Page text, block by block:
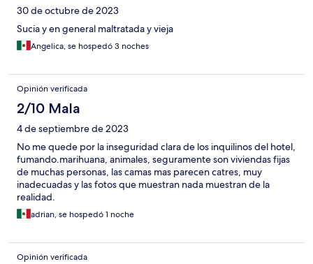
30 de octubre de 2023
Sucia y en general maltratada y vieja
Angelica, se hospedó 3 noches
Opinión verificada
2/10 Mala
4 de septiembre de 2023
No me quede por la inseguridad clara de los inquilinos del hotel,
fumando.marihuana, animales, seguramente son viviendas fijas
de muchas personas, las camas mas parecen catres, muy
inadecuadas y las fotos que muestran nada muestran de la
realidad.
adrian, se hospedó 1 noche
Opinión verificada